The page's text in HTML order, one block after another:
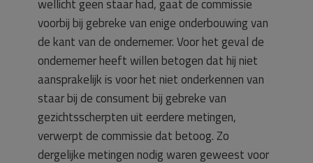
wellicht geen staar had, gaat de commissie
voorbij bij gebreke van enige onderbouwing van
de kant van de ondernemer. Voor het geval de
ondernemer heeft willen betogen dat hij niet
aansprakelijk is voor het niet onderkennen van
staar bij de consument bij gebreke van
gezichtsscherpten uit eerdere metingen,
verwerpt de commissie dat betoog. Zo
dergelijke metingen nodig waren geweest voor